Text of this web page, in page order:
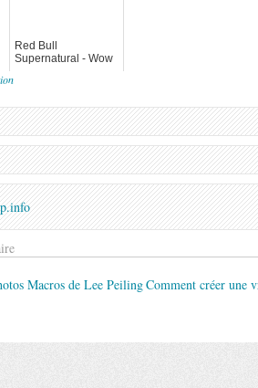
Red Bull
Supernatural - Wow
Macros de Lee PeilingComment créer une